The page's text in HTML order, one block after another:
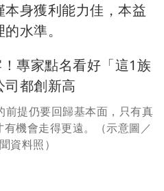
身獲利能力佳，本益
水準。
前提仍要回歸基本面，只有真
機會走得更遠。（示意圖／
資料照）